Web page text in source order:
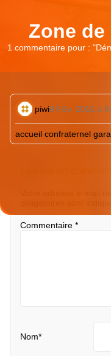
Zone
1 commentaire pour : "
piwi9 Fév. 2011 à
accueil confraternel
Commentaire *
Nom*